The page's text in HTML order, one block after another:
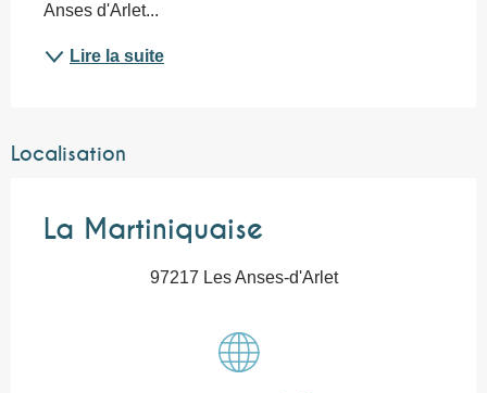
Anses d'Arlet...
Lire la suite
Localisation
La Martiniquaise
97217 Les Anses-d'Arlet